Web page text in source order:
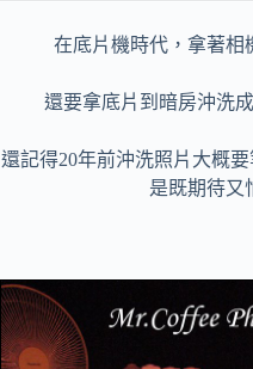
在底片機時代，拿著相
還要拿底片到暗房沖洗
還記得20年前沖洗照片大概
是既期待又